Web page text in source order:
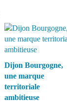
Dijon Bourgogne,
une marque
territoriale
ambitieuse